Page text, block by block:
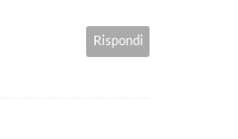
Rispondi